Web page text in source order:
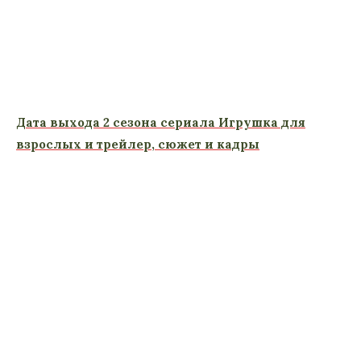
Дата выхода 2 сезона сериала Игрушка для
взрослых и трейлер, сюжет и кадры